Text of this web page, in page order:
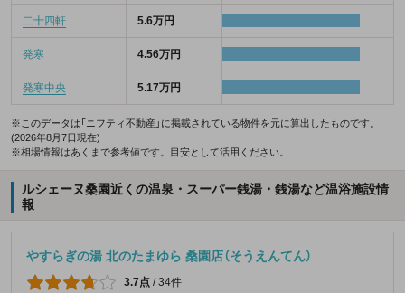
二十四軒 5.6万円
発寒 4.56万円
発寒中央 5.17万円
※このデータは「ニフティ不動産」に掲載されている物件を元に算出したものです。
(2026年8月7日現在)
※相場情報はあくまで参考値です。目安として活用ください。
ルシェーヌ桑園近くの温泉・スーパー銭湯・銭湯など温浴施設情
報
やすらぎの湯 北のたまゆら 桑園店（そうえんてん）
3.7点 /34件